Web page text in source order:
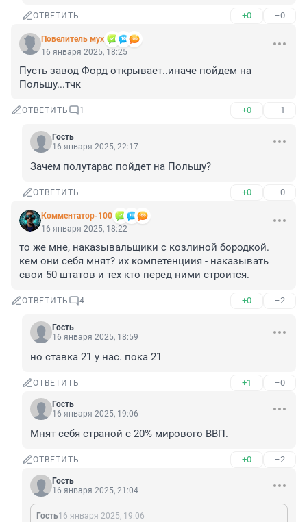
ОТВЕТИТЬ +0 –0
Повелитель мух
16 января 2025, 18:25
Пусть завод Форд открывает..иначе пойдем на
Польшу...тчк
ОТВЕТИТЬ 1 +0 –1
Гость
16 января 2025, 22:17
Зачем полутарас пойдет на Польшу?
ОТВЕТИТЬ +0 –0
Комментатор-100
16 января 2025, 18:22
то же мне, наказывальщики с козлиной бородкой.
кем они себя мнят? их компетенциия - наказывать
свои 50 штатов и тех кто перед ними строится.
ОТВЕТИТЬ 4 +0 –2
Гость
16 января 2025, 18:59
но ставка 21 у нас. пока 21
ОТВЕТИТЬ +1 –0
Гость
16 января 2025, 19:06
Мнят себя страной с 20% мирового ВВП.
ОТВЕТИТЬ +0 –2
Гость
16 января 2025, 21:04
Гость16 января 2025, 19:06